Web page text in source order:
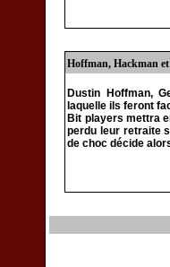
Hoffman, Hackman
Dustin Hoffman,
laquelle ils feront
Bit players mettra
perdu leur retraite
de choc décide